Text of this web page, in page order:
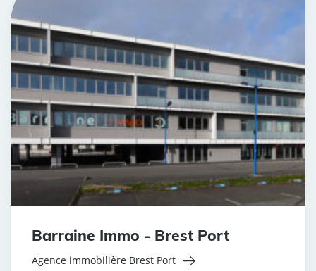
Barraine Immo - Brest Port
Agence immobilière Brest Port